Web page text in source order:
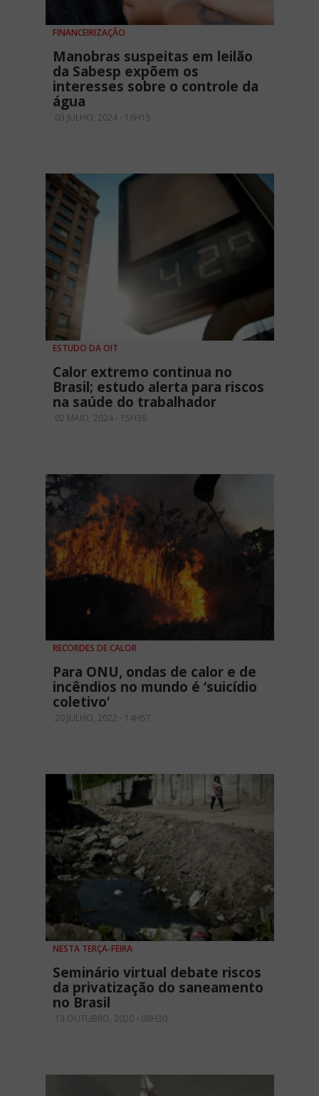
FINANCEIRIZAÇÃO
Manobras suspeitas em leilão
da Sabesp expõem os
interesses sobre o controle da
água
03 JULHO, 2024 - 16H15
ESTUDO DA OIT
Calor extremo continua no
Brasil; estudo alerta para riscos
na saúde do trabalhador
02 MAIO, 2024 - 15H38
RECORDES DE CALOR
Para ONU, ondas de calor e de
incêndios no mundo é ‘suicídio
coletivo’
20 JULHO, 2022 - 14H57
NESTA TERÇA-FEIRA
Seminário virtual debate riscos
da privatização do saneamento
no Brasil
13 OUTUBRO, 2020 - 08H30